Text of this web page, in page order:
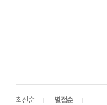
최신순 별점순